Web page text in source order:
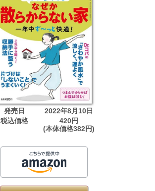
発売日
2022年8月10日
税込価格
420円
(本体価格382円)